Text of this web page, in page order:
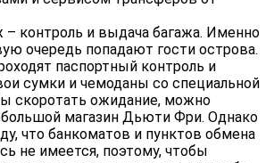
– контроль и выдача багажа. Именно
очередь попадают гости острова.
паспортный контроль и
сумки и чемоданы со специальной
скоротать ожидание, можно
магазин Дьюти Фри. Однако
что банкоматов и пунктов обмена
не имеется, поэтому, чтобы